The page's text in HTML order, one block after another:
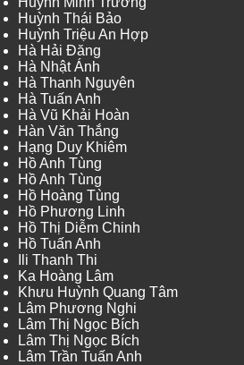
Huỳnh Thái Bảo
Huỳnh Triệu An Hợp
Hà Hải Đăng
Hà Nhật Ánh
Hà Thanh Nguyên
Hà Tuấn Anh
Hà Vũ Khải Hoàn
Hàn Văn Thắng
Hạng Duy Khiêm
Hồ Anh Tùng
Hồ Anh Tùng
Hồ Hoàng Tùng
Hồ Phương Linh
Hồ Thị Diễm Chinh
Hồ Tuấn Anh
Ili Thanh Thi
Ka Hoàng Lâm
Khưu Huỳnh Quang Tâm
Lâm Phương Nghi
Lâm Thị Ngọc Bích
Lâm Thị Ngọc Bích
Lâm Trần Tuấn Anh